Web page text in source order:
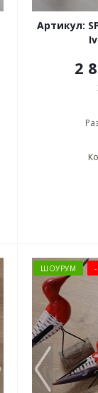
Артикул:
2
ШОУРУМ